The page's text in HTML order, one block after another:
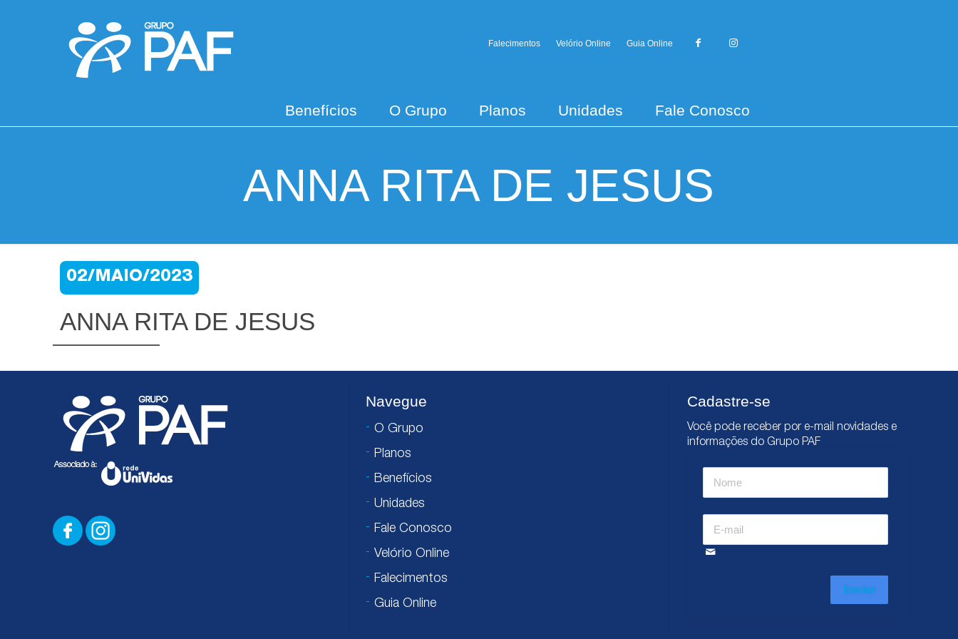
Falecimentos Velório Online Guia Online
Benefícios O Grupo Planos Unidades Fale Conosco
ANNA RITA DE JESUS
02/MAIO/2023
ANNA RITA DE JESUS
Navegue
O Grupo
Planos
Benefícios
Unidades
Fale Conosco
Velório Online
Falecimentos
Guia Online
Cadastre-se
Você pode receber por e-mail novidades e
informações do Grupo PAF
Enviar